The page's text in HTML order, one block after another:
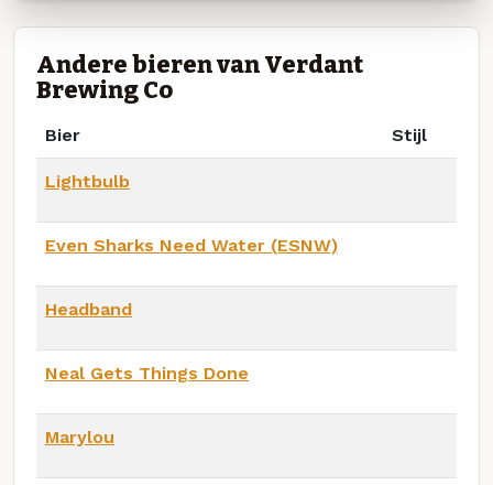
Andere bieren van Verdant
Brewing Co
Bier Stijl
Lightbulb
Even Sharks Need Water (ESNW)
Headband
Neal Gets Things Done
Marylou